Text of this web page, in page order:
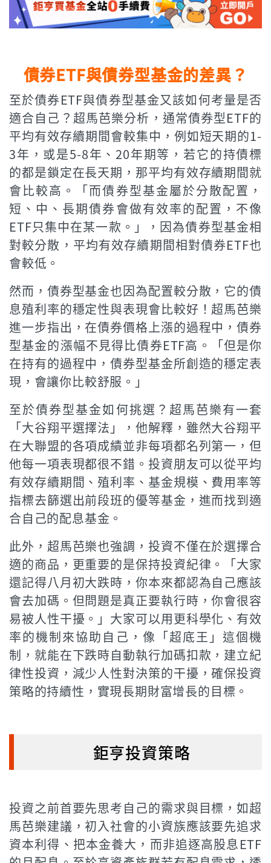
債券ETF與債券型基金的差異？
至於債券ETF與債券型基金又該如何考量是否
適合自己？超馬芭樂分析，通常債券型ETF的
平均有效存續期間會較集中，例如短天期的1-
3年，或是5-8年、20年期等，若它的持債標
的都是鎖定在長天期，那平均有效存續期間就
會比較高。「而債券型基金屬於分散配置，
短、中、長期債券會做有效率的配置，不像
ETF只集中在某一款。」，因為債券型基金相
對較分散，平均有效存續期間相對債券ETF也
會較低。
然而，債券型基金也因為配置較分散，它的債
息殖利率的穩定性與表現會比較好！超馬芭樂
進一步指出，在債券價格上漲的過程中，債券
型基金的漲幅不見得比債券ETF高。「但是你
在持有的過程中，債券型基金所創造的穩定表
現，會讓你比較舒服。」
至於債券型基金如何挑選？超馬芭樂有一套
「大谷翔平選擇法」，他解釋，雖然大谷翔平
在大聯盟的各項成績並非每項都名列第一，但
他每一項表現都很不錯。投資朋友可以從平均
有效存續期間、殖利率、基金規模、費用率等
指標去篩選出前段班的優等基金，進而找到適
合自己的配息基金。
此外，超馬芭樂也強調，投資不僅在於選擇合
適的商品，更重要的是保持投資紀律。「大家
還記得八月初大跌時，你本來都認為自己應該
會去加碼。但問題是真正要執行時，你會很容
易被人性干擾。」大家可以用更科學化、有效
率的機制來協助自己，像「超底王」這個機
制，就能在下跌時自動執行加碼扣款，建立紀
律性投資，減少人性對決策的干擾，確保投資
策略的持續性，實現長期財富增長的目標。
鉅亨投資策略
投資之前首要先思考自己的需求與目標，如超
馬芭樂建議，初入社會的小資族應該要先追求
資本利得、把本金養大，而非追逐高股息ETF